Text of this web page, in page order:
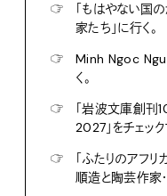
☞
「もはやない国
家たち」に行く。
☞
Minh Ngoc
く。
☞
「岩波文庫創刊
2027」をチェック
☞
「ふたりのアフ
順造と陶芸作家